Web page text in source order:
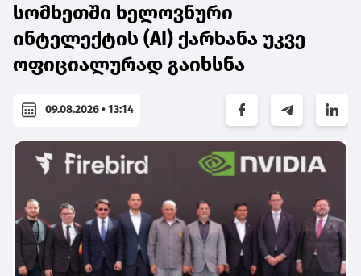
სომხეთში ხელოვნური
ინტელექტის (AI) ქარხანა უკვე
ოფიციალურად გაიხსნა
09.08.2026 • 13:14